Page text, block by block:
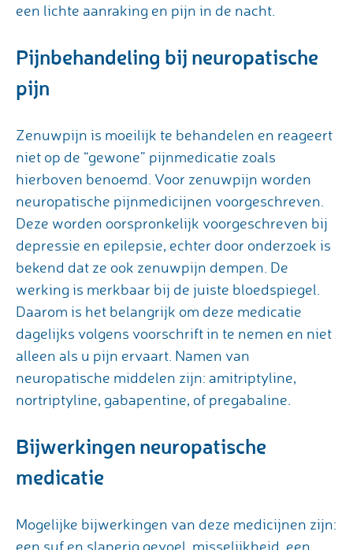
een lichte aanraking en pijn in de nacht.
Pijnbehandeling bij neuropatische
pijn
Zenuwpijn is moeilijk te behandelen en reageert
niet op de “gewone” pijnmedicatie zoals
hierboven benoemd. Voor zenuwpijn worden
neuropatische pijnmedicijnen voorgeschreven.
Deze worden oorspronkelijk voorgeschreven bij
depressie en epilepsie, echter door onderzoek is
bekend dat ze ook zenuwpijn dempen. De
werking is merkbaar bij de juiste bloedspiegel.
Daarom is het belangrijk om deze medicatie
dagelijks volgens voorschrift in te nemen en niet
alleen als u pijn ervaart. Namen van
neuropatische middelen zijn: amitriptyline,
nortriptyline, gabapentine, of pregabaline.
Bijwerkingen neuropatische
medicatie
Mogelijke bijwerkingen van deze medicijnen zijn:
een suf en slaperig gevoel, misselijkheid, een